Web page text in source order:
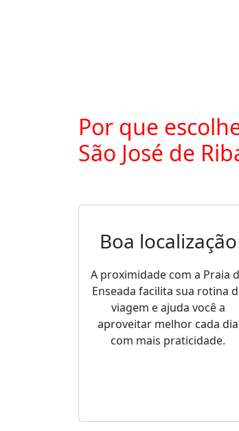
Por que
São José de
Boa localização
A proximidade com a Praia
Enseada facilita sua rotina
viagem e ajuda você a
aproveitar melhor cada dia
com mais praticidade.